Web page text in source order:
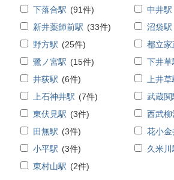
下落合駅 (91件) 中井駅
新井薬師前駅 (33件) 沼袋駅
野方駅 (25件) 都立家
鷺ノ宮駅 (15件) 下井草
井荻駅 (6件) 上井
上石神井駅 (7件) 武蔵関
東伏見駅 (3件) 西武柳
田無駅 (3件) 花小金
小平駅 (3件) 久米川
東村山駅 (2件)